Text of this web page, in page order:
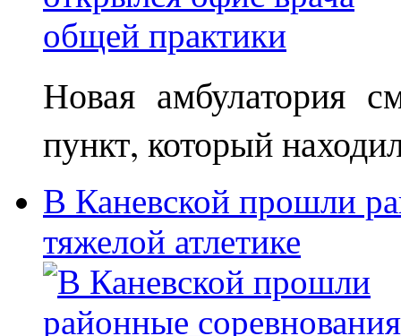
Новая амбулатория
пункт, который
В Каневской прошли
тяжелой атлетике